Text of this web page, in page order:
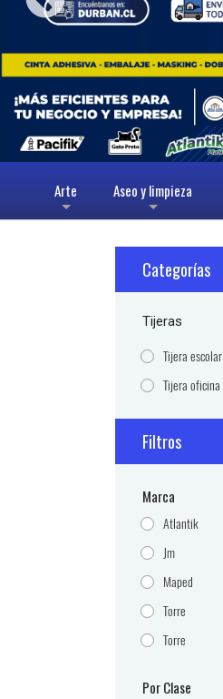
+
Arte
+
Aseo y limpieza
Categorías
Tijeras
Tijera escolar
Tijera oficina
Filtros
Marca
Atlantik
Jm
Maped
Torre
Torre
Por Clase